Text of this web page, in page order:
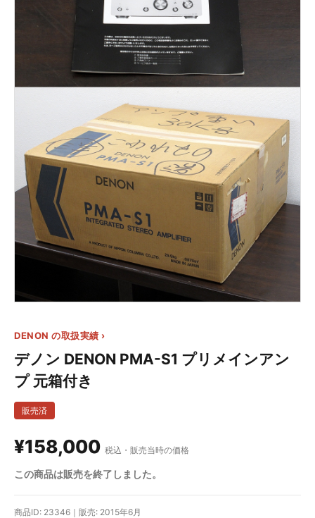
DENON の取扱実績 ›
デノン DENON PMA-S1 プリメインアン
プ 元箱付き
販売済
¥158,000 税込・販売当時の価格
この商品は販売を終了しました。
商品ID: 23346｜販売: 2015年6月